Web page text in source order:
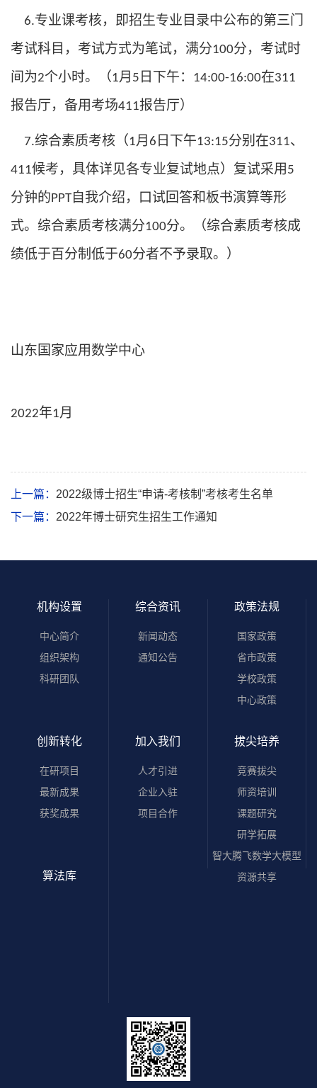
6.专业课考核，即招生专业目录中公布的第三门
考试科目，考试方式为笔试，满分100分，考试时
间为2个小时。（1月 5 日下午： 14:00-16:00在311
报告厅，备用考场411报告厅）
7.综合素质考核（1月 6 日下午13:15分别在311、
411候考，具体详见各专业复试地点）复试采用 5
分钟的PPT 自我介绍，口试回答和板书演算等形
式。综合素质考核满分100分。（综合素质考核成
绩低于百分制低于60分者不予录取。 ）
山东国家应用数学中心
2022年1月
上一篇： 2022级博士招生“申请-考核制”考核考生名单
下一篇： 2022年博士研究生招生工作通知
机构设置
中心简介
组织架构
科研团队
综合资讯
新闻动态
通知公告
政策法规
国家政策
省市政策
学校政策
中心政策
创新转化
在研项目
最新成果
获奖成果
加入我们
人才引进
企业入驻
项目合作
拔尖培养
竞赛拔尖
师资培训
课题研究
研学拓展
智大腾飞数学大模型
资源共享
算法库